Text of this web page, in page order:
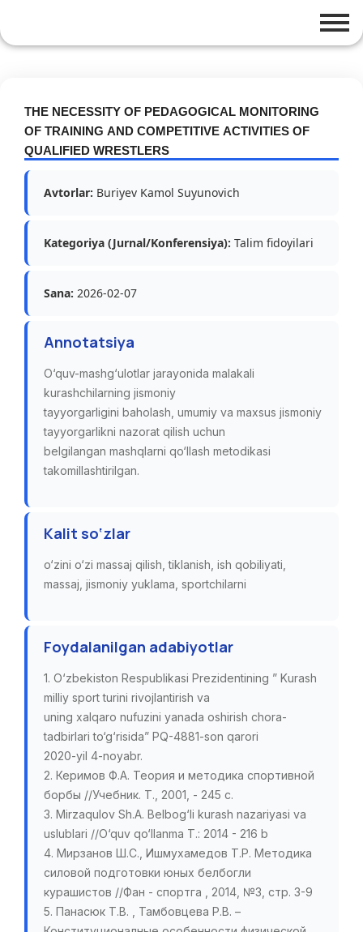
THE NECESSITY OF PEDAGOGICAL MONITORING
OF TRAINING AND COMPETITIVE ACTIVITIES OF
QUALIFIED WRESTLERS
Avtorlar: Buriyev Kamol Suyunovich
Kategoriya (Jurnal/Konferensiya): Talim fidoyilari
Sana: 2026-02-07
Annotatsiya
O‘quv-mashg‘ulotlar jarayonida malakali
kurashchilarning jismoniy
tayyorgarligini baholash, umumiy va maxsus jismoniy
tayyorgarlikni nazorat qilish uchun
belgilangan mashqlarni qo‘llash metodikasi
takomillashtirilgan.
Kalit so‘zlar
o‘zini o‘zi massaj qilish, tiklanish, ish qobiliyati,
massaj, jismoniy yuklama, sportchilarni
Foydalanilgan adabiyotlar
1. O‘zbekiston Respublikasi Prezidentining ” Kurash
milliy sport turini rivojlantirish va
uning xalqaro nufuzini yanada oshirish chora-
tadbirlari to‘g‘risida” PQ-4881-son qarori
2020-yil 4-noyabr.
2. Керимов Ф.А. Теория и методика спортивной
борбы //Учебник. Т., 2001, - 245 с.
3. Mirzaqulov Sh.A. Belbog‘li kurash nazariyasi va
uslublari //O‘quv qo‘llanma T.: 2014 - 216 b
4. Мирзанов Ш.С., Ишмухамедов Т.Р. Методика
силовой подготовки юных белбогли
курашистов //Фан - спортга , 2014, №3, стр. 3-9
5. Панасюк Т.В. , Тамбовцева Р.В. –